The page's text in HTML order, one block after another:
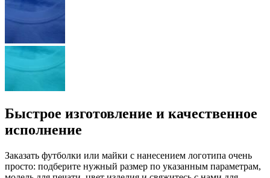
Быстрое изготовление и качественное
исполнение
Заказать футболки или майки с нанесением логотипа очень
просто: подберите нужный размер по указанным параметрам,